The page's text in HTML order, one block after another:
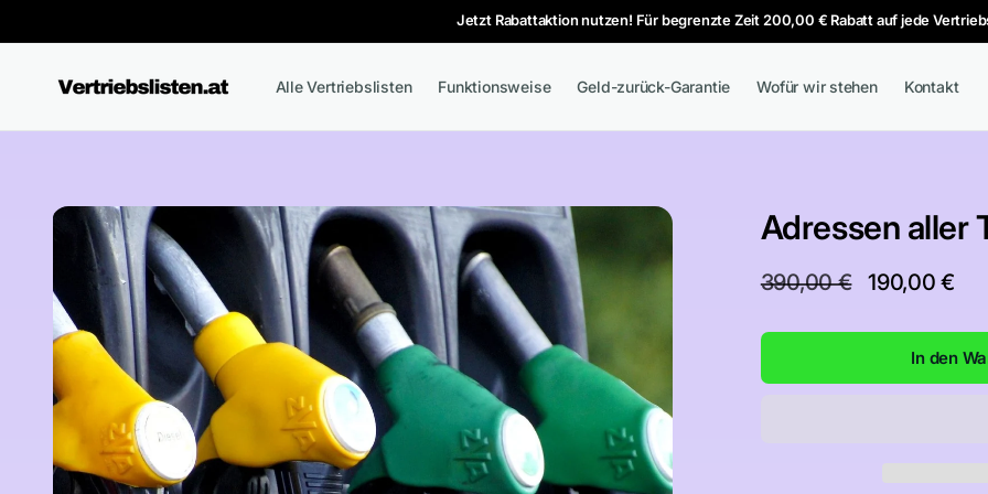
Inhalt
Jetzt Rabattaktion nutzen! Für begrenzte Zeit 200,00 € Rabatt auf jede
Alle Vertriebslisten Funktionsweise Geld-zurück-Garantie Wofür wir stehen Kontakt
Produktinformationen
springen
Adressen aller
Normaler
390,00 € Verkaufspreis
190,00 €
In den